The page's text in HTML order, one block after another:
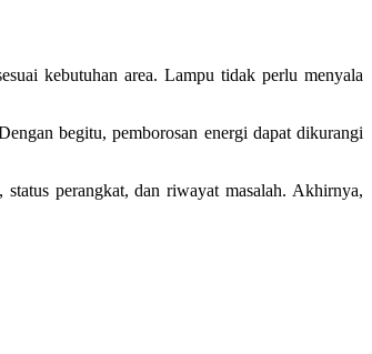
kebutuhan area. Lampu tidak perlu menyala
begitu, pemborosan energi dapat dikurangi
perangkat, dan riwayat masalah. Akhirnya,